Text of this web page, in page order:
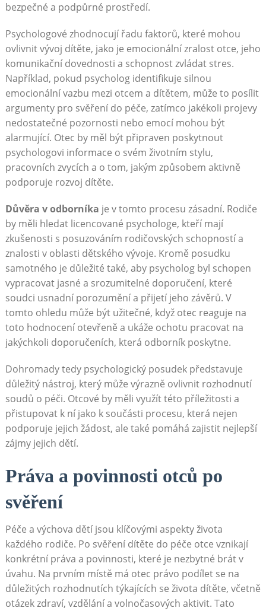
bezpečné a podpůrné prostředí.
Psychologové zhodnocují řadu faktorů, které mohou
ovlivnit vývoj dítěte, jako je emocionální zralost otce, jeho
komunikační dovednosti a schopnost zvládat stres.
Například, pokud psycholog identifikuje silnou
emocionální vazbu mezi otcem a dítětem, může to posílit
argumenty pro svěření do péče, zatímco jakékoli projevy
nedostatečné pozornosti nebo emocí mohou být
alarmující. Otec by měl být připraven poskytnout
psychologovi informace o svém životním stylu,
pracovních zvycích a o tom, jakým způsobem aktivně
podporuje rozvoj dítěte.
Důvěra v odborníka je v tomto procesu zásadní. Rodiče
by měli hledat licencované psychologe, kteří mají
zkušenosti s posuzováním rodičovských schopností a
znalosti v oblasti dětského vývoje. Kromě posudku
samotného je důležité také, aby psycholog byl schopen
vypracovat jasné a srozumitelné doporučení, které
soudci usnadní porozumění a přijetí jeho závěrů. V
tomto ohledu může být užitečné, když otec reaguje na
toto hodnocení otevřeně a ukáže ochotu pracovat na
jakýchkoli doporučeních, která odborník poskytne.
Dohromady tedy psychologický posudek představuje
důležitý nástroj, který může výrazně ovlivnit rozhodnutí
soudů o péči. Otcové by měli využít této příležitosti a
přistupovat k ní jako k součásti procesu, která nejen
podporuje jejich žádost, ale také pomáhá zajistit nejlepší
zájmy jejich dětí.
Práva a povinnosti otců po
svěření
Péče a výchova dětí jsou klíčovými aspekty života
každého rodiče. Po svěření dítěte do péče otce vznikají
konkrétní práva a povinnosti, které je nezbytné brát v
úvahu. Na prvním místě má otec právo podílet se na
důležitých rozhodnutích týkajících se života dítěte, včetně
otázek zdraví, vzdělání a volnočasových aktivit. Tato